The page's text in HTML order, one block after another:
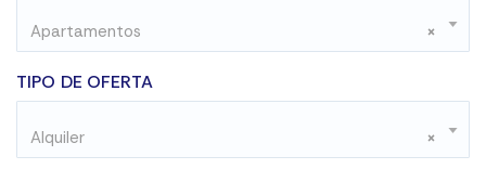
×
Apartamentos
TIPO DE OFERTA
×
Alquiler